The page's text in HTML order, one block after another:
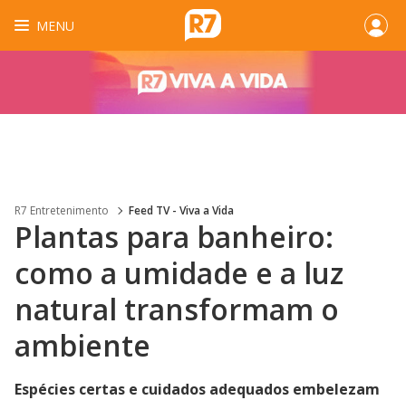
MENU
R7 Entretenimento Feed TV - Viva a Vida
Plantas para banheiro:
como a umidade e a luz
natural transformam o
ambiente
Espécies certas e cuidados adequados embelezam